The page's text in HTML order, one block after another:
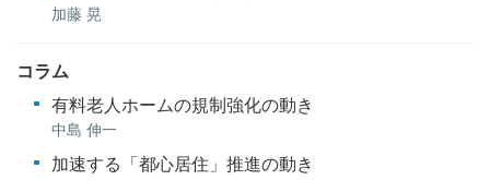
加藤 晃
コラム
有料老人ホームの規制強化の動き
中島 伸一
加速する「都心居住」推進の動き